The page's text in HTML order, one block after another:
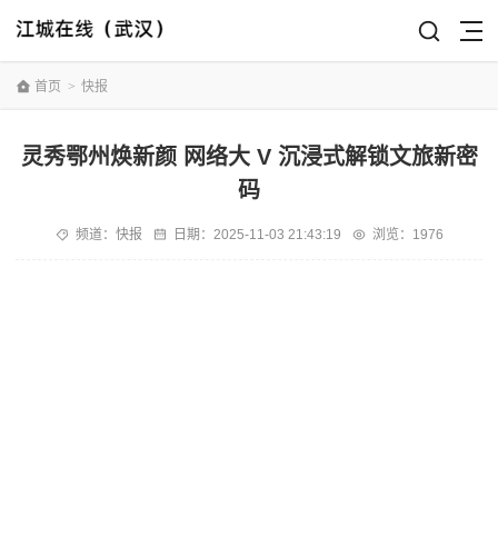
首页 > 快报
灵秀鄂州焕新颜 网络大 V 沉浸式解锁文旅新密
码​
频道： 快报 日期： 2025-11-03 21:43:19 浏览：1976